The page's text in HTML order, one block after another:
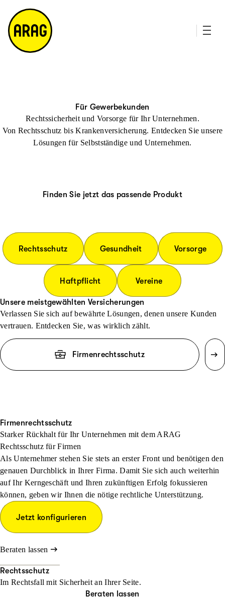
m
a
p
Für Gewerbekunden
Rechts­sicherheit und Vorsorge für Ihr Unternehmen.
Von Rechtsschutz bis Krankenversicherung. Entdecken Sie unsere
Lösungen für Selbstständige und Unternehmen.
Finden Sie jetzt das passende Produkt
Rechtsschutz Gesundheit Vorsorge
Haftpflicht Vereine
Unsere meistgewählten Versicherungen
Verlassen Sie sich auf bewährte Lösungen, denen unsere Kunden
vertrauen. Entdecken Sie, was wirklich zählt.
Firmenrechtsschutz
Firmenrechtsschutz
Starker Rückhalt für Ihr Unternehmen mit dem ARAG
Rechtsschutz für Firmen
Als Unternehmer stehen Sie stets an erster Front und benötigen den
genauen Durchblick in Ihrer Firma. Damit Sie sich auch weiterhin
auf Ihr Kerngeschäft und Ihren zukünftigen Erfolg fokussieren
können, geben wir Ihnen die nötige rechtliche Unterstützung.
Jetzt konfigurieren
Beraten lassen
Rechtsschutz
Im Rechtsfall mit Sicher­heit an Ihrer Seite.
Beraten lassen